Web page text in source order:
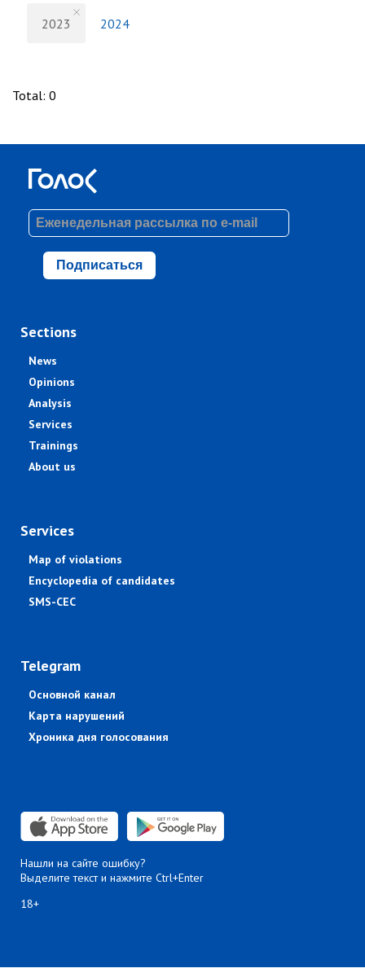
2023 2024
Total: 0
Подписаться
Sections
News
Opinions
Analysis
Services
Trainings
About us
Services
Map of violations
Encyclopedia of candidates
SMS-CEC
Telegram
Основной канал
Карта нарушений
Хроника дня голосования
Нашли на сайте ошибку?
Выделите текст и нажмите Ctrl+Enter
18+